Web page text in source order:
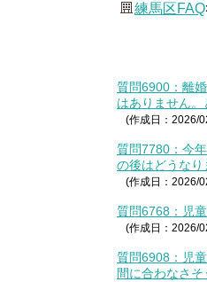
練馬区FAQ
質問6900：離
はありません
(作成日：2026/
質問7780：今
の後はどうなり
(作成日：2026/
質問6768：児
(作成日：2026/
質問6908：児
間に合わなさ